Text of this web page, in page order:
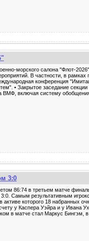
морского салона "Флот-
В частности, в
конференция
• Закрытое заседание
ВМФ, включая систему
3:0
86:74 в третьем матче
Самым результативным
которого 18 набранных
у Каспера Уэйра и у Ивана
в матче стал Маркус Бингэм, в